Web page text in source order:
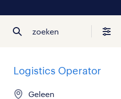
zoeken
Logistics Operator
Geleen